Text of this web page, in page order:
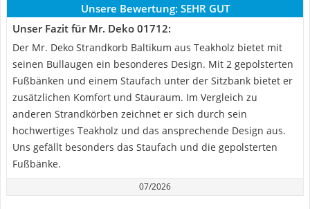
Unsere Bewertung: SEHR GUT
Unser Fazit für Mr. Deko ‎01712:
Der Mr. Deko Strandkorb Baltikum aus Teakholz bietet mit
seinen Bullaugen ein besonderes Design. Mit 2 gepolsterten
Fußbänken und einem Staufach unter der Sitzbank bietet er
zusätzlichen Komfort und Stauraum. Im Vergleich zu
anderen Strandkörben zeichnet er sich durch sein
hochwertiges Teakholz und das ansprechende Design aus.
Uns gefällt besonders das Staufach und die gepolsterten
Fußbänke.
07/2026